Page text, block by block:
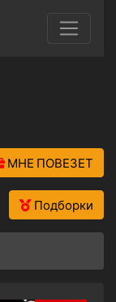
МНЕ ПОВЕЗЕТ
Подборки